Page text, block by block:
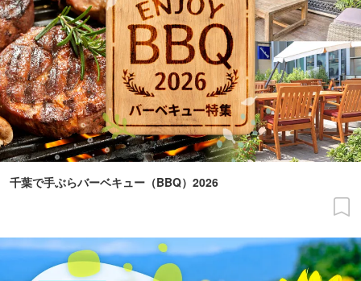
千葉で手ぶらバーベキュー（BBQ）2026